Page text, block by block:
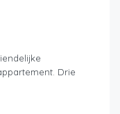
Drie